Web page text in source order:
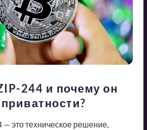
244 и почему он
это техническое решение,